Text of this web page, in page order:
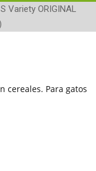
Variety ORIGINAL
cereales. Para gatos